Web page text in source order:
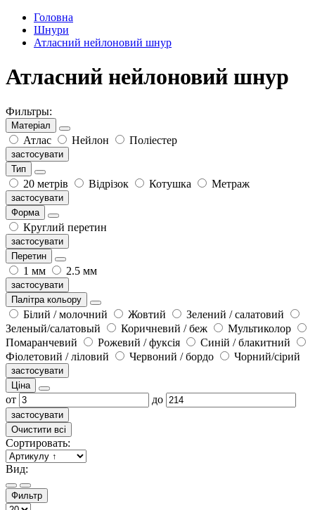
Головна
Шнури
Атласний нейлоновий шнур
Атласний нейлоновий шнур
Фильтры:
Матеріал
Атлас Нейлон Поліестер
застосувати
Тип
20 метрів Відрізок Котушка Метраж
застосувати
Форма
Круглий перетин
застосувати
Перетин
1 мм 2.5 мм
застосувати
Палітра кольору
Білий / молочний Жовтий
Зелений / салатовий
Зеленый/салатовый
Коричневий / беж
Мультиколор
Помаранчевий
Рожевий / фуксія
Синій / блакитний
Фіолетовий / ліловий
Червоний / бордо Чорний/сірий
застосувати
Ціна
от до
застосувати
Очистити всі
Сортировать:
Вид:
Фильтр